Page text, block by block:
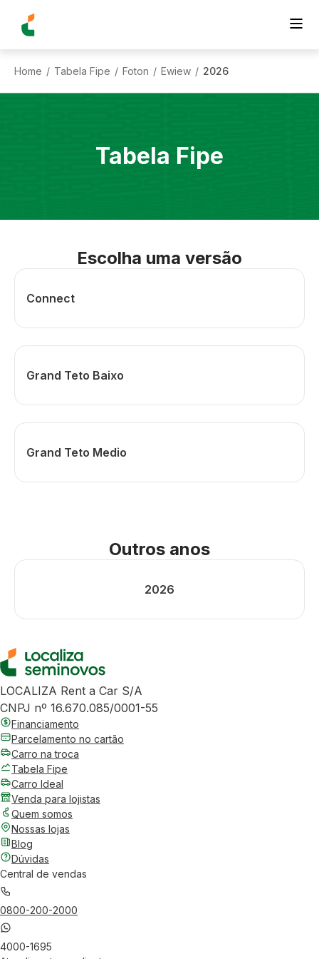
Home / Tabela Fipe / Foton / Ewiew / 2026
Tabela Fipe
Escolha uma versão
Connect
Grand Teto Baixo
Grand Teto Medio
Outros anos
2026
LOCALIZA Rent a Car S/A
CNPJ nº 16.670.085/0001-55
Financiamento
Parcelamento no cartão
Carro na troca
Tabela Fipe
Carro Ideal
Venda para lojistas
Quem somos
Nossas lojas
Blog
Dúvidas
Central de vendas
0800-200-2000
4000-1695